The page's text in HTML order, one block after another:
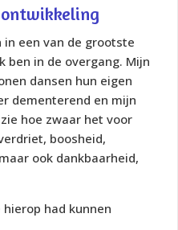
een van de grootste
ben in de overgang. Mijn
dansen hun eigen
dementerend en mijn
hoe zwaar het voor
boosheid,
ook dankbaarheid,
had kunnen